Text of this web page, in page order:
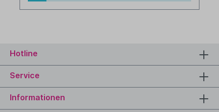
Hotline
Service
Informationen